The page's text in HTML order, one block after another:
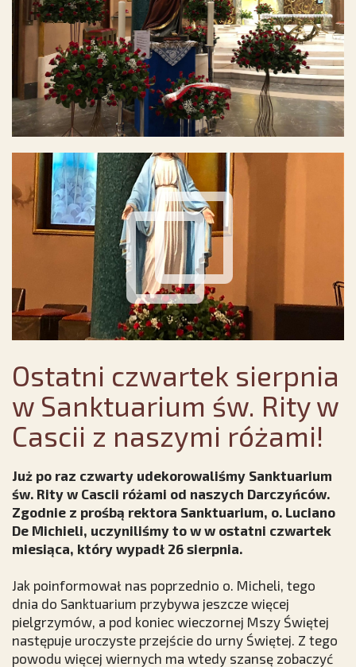
Ostatni czwartek sierpnia
w Sanktuarium św. Rity w
Cascii z naszymi różami!
Już po raz czwarty udekorowaliśmy Sanktuarium
św. Rity w Cascii różami od naszych Darczyńców.
Zgodnie z prośbą rektora Sanktuarium, o. Luciano
De Michieli, uczyniliśmy to w w ostatni czwartek
miesiąca, który wypadł 26 sierpnia.
Jak poinformował nas poprzednio o. Micheli, tego
dnia do Sanktuarium przybywa jeszcze więcej
pielgrzymów, a pod koniec wieczornej Mszy Świętej
następuje uroczyste przejście do urny Świętej. Z tego
powodu więcej wiernych ma wtedy szansę zobaczyć